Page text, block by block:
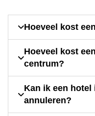
Hoeveel kost
Hoeveel kost
centrum?
Kan ik een
annuleren?